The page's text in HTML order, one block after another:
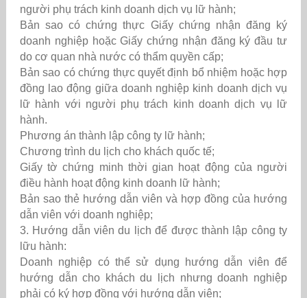
người phụ trách kinh doanh dịch vụ lữ hành;
Bản sao có chứng thực Giấy chứng nhận đăng ký
doanh nghiệp hoặc Giấy chứng nhận đăng ký đầu tư
do cơ quan nhà nước có thẩm quyền cấp;
Bản sao có chứng thực quyết định bổ nhiệm hoặc hợp
đồng lao động giữa doanh nghiệp kinh doanh dịch vụ
lữ hành với người phụ trách kinh doanh dịch vụ lữ
hành.
Phương án thành lập công ty lữ hành;
Chương trình du lịch cho khách quốc tế;
Giấy tờ chứng minh thời gian hoạt động của người
điều hành hoạt động kinh doanh lữ hành;
Bản sao thẻ hướng dẫn viên và hợp đồng của hướng
dẫn viên với doanh nghiệp;
3. Hướng dẫn viên du lịch để được thành lập công ty
lữu hành:
Doanh nghiệp có thể sử dụng hướng dẫn viên để
hướng dẫn cho khách du lịch nhưng doanh nghiệp
phải có ký hợp đồng với hướng dẫn viên;